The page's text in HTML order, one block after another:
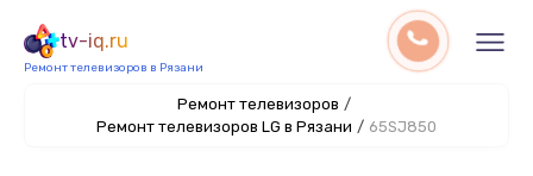
tv-iq.ru
Ремонт телевизоров в Рязани
Ремонт телевизоров /
Ремонт телевизоров LG в Рязани / 65SJ850